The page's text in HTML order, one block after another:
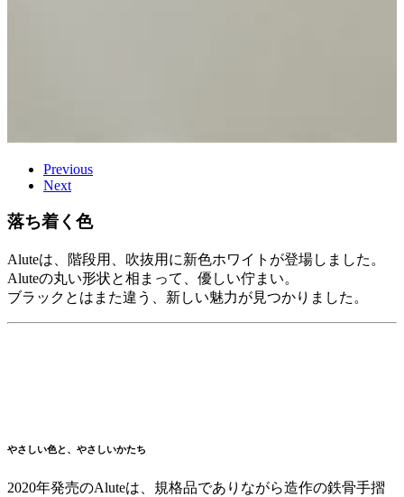
Previous
Next
落ち着く色
Aluteは、階段用、吹抜用に新色ホワイトが登場しました。
Aluteの丸い形状と相まって、優しい佇まい。
ブラックとはまた違う、新しい魅力が見つかりました。
やさしい色と、やさしいかたち
2020年発売のAluteは、規格品でありながら造作の鉄骨手摺